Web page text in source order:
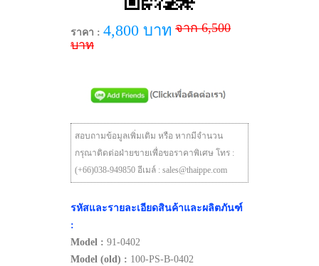
ราคา : 4,800 บาท จาก 6,500
บาท
สอบถามข้อมูลเพิ่มเติม หรือ หากมีจำนวน
กรุณาติดต่อฝ่ายขายเพื่อขอราคาพิเศษ โทร :
(+66)038-949850 อีเมล์ : sales@thaippe.com
รหัสและรายละเอียดสินค้าและผลิตภันฑ์
:
Model : 91-0402
Model (old) : 100-PS-B-0402